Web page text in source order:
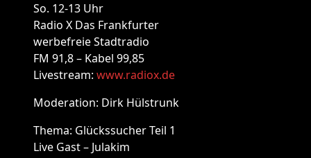
So. 12-13 Uhr
Radio X Das Frankfurter
werbefreie Stadtradio
FM 91,8 – Kabel 99,85
Livestream: www.radiox.de
Moderation: Dirk Hülstrunk
Thema: Glückssucher Teil 1
Live Gast – Julakim